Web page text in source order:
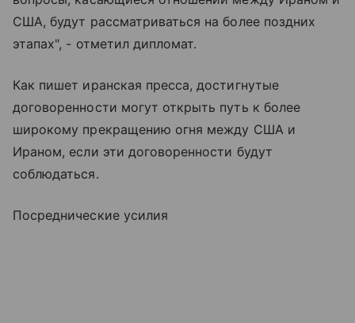
США, будут рассматриваться на более поздних
этапах", - отметил дипломат.
Как пишет иранская пресса, достигнутые
договоренности могут открыть путь к более
широкому прекращению огня между США и
Ираном, если эти договоренности будут
соблюдаться.
Посреднические усилия